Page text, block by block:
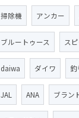
掃除機 アンカー
ブルートゥース ス
daiwa ダイワ 釣
JAL ANA ブラン